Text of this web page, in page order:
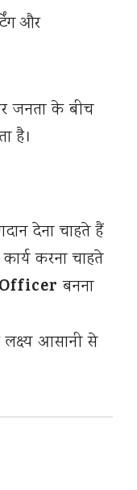
और
जनता के बीच
है।
देना चाहते हैं
करना चाहते
बनना
लक्ष्य आसानी से